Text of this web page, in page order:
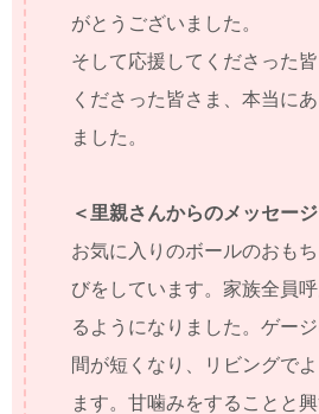
がとうございました。
そして応援してくださった
くださった皆さま、本当に
ました。
＜里親さんからのメッセージ
お気に入りのボールのおも
びをしています。家族全員
るようになりました。ゲー
間が短くなり、リビングで
ます。甘噛みをすることと